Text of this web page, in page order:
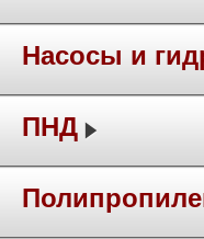
Насосы и
ПНД